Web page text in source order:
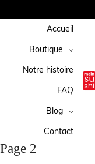
Accueil
Boutique
Notre histoire
FAQ
Blog
Contact
Page 2